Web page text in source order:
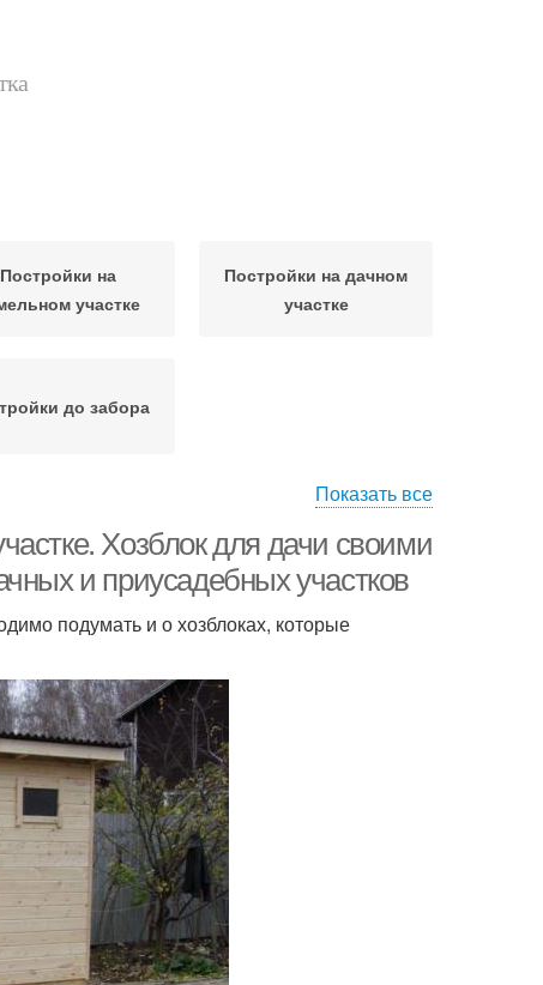
Постройки на
участке
Постройки на дачном
участке
до забора
Показать все
Хозблок для дачи своими
и приусадебных участков
подумать и о хозблоках, которые